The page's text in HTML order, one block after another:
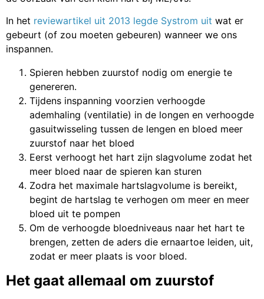
In het reviewartikel uit 2013 legde Systrom uit wat er
gebeurt (of zou moeten gebeuren) wanneer we ons
inspannen.
Spieren hebben zuurstof nodig om energie te
genereren.
Tijdens inspanning voorzien verhoogde
ademhaling (ventilatie) in de longen en verhoogde
gasuitwisseling tussen de lengen en bloed meer
zuurstof naar het bloed
Eerst verhoogt het hart zijn slagvolume zodat het
meer bloed naar de spieren kan sturen
Zodra het maximale hartslagvolume is bereikt,
begint de hartslag te verhogen om meer en meer
bloed uit te pompen
Om de verhoogde bloedniveaus naar het hart te
brengen, zetten de aders die ernaartoe leiden, uit,
zodat er meer plaats is voor bloed.
Het gaat allemaal om zuurstof